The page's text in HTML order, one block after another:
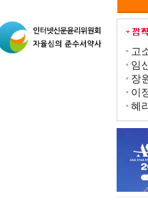
고
임
장
이
혜